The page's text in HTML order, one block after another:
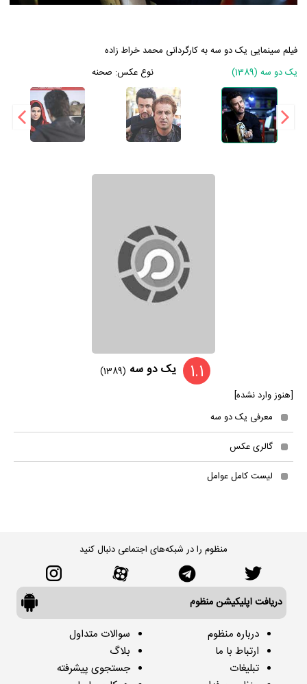
فیلم سینمایی یک دو سه به کارگردانی محمد خراط زاده
یک دو سه (1389)
نوع عکس: صحنه
1.1 یک دو سه (1389)
[هنوز وارد نشده]
معرفی یک دو سه
گالری عکس
لیست کامل عوامل
منظوم را در شبکه‌های اجتماعی دنبال کنید
دریافت اپلیکیشن منظوم
درباره منظوم
ارتباط با ما
تبلیغات
سوالات متداول
بلاگ
جستجوی پیشرفته